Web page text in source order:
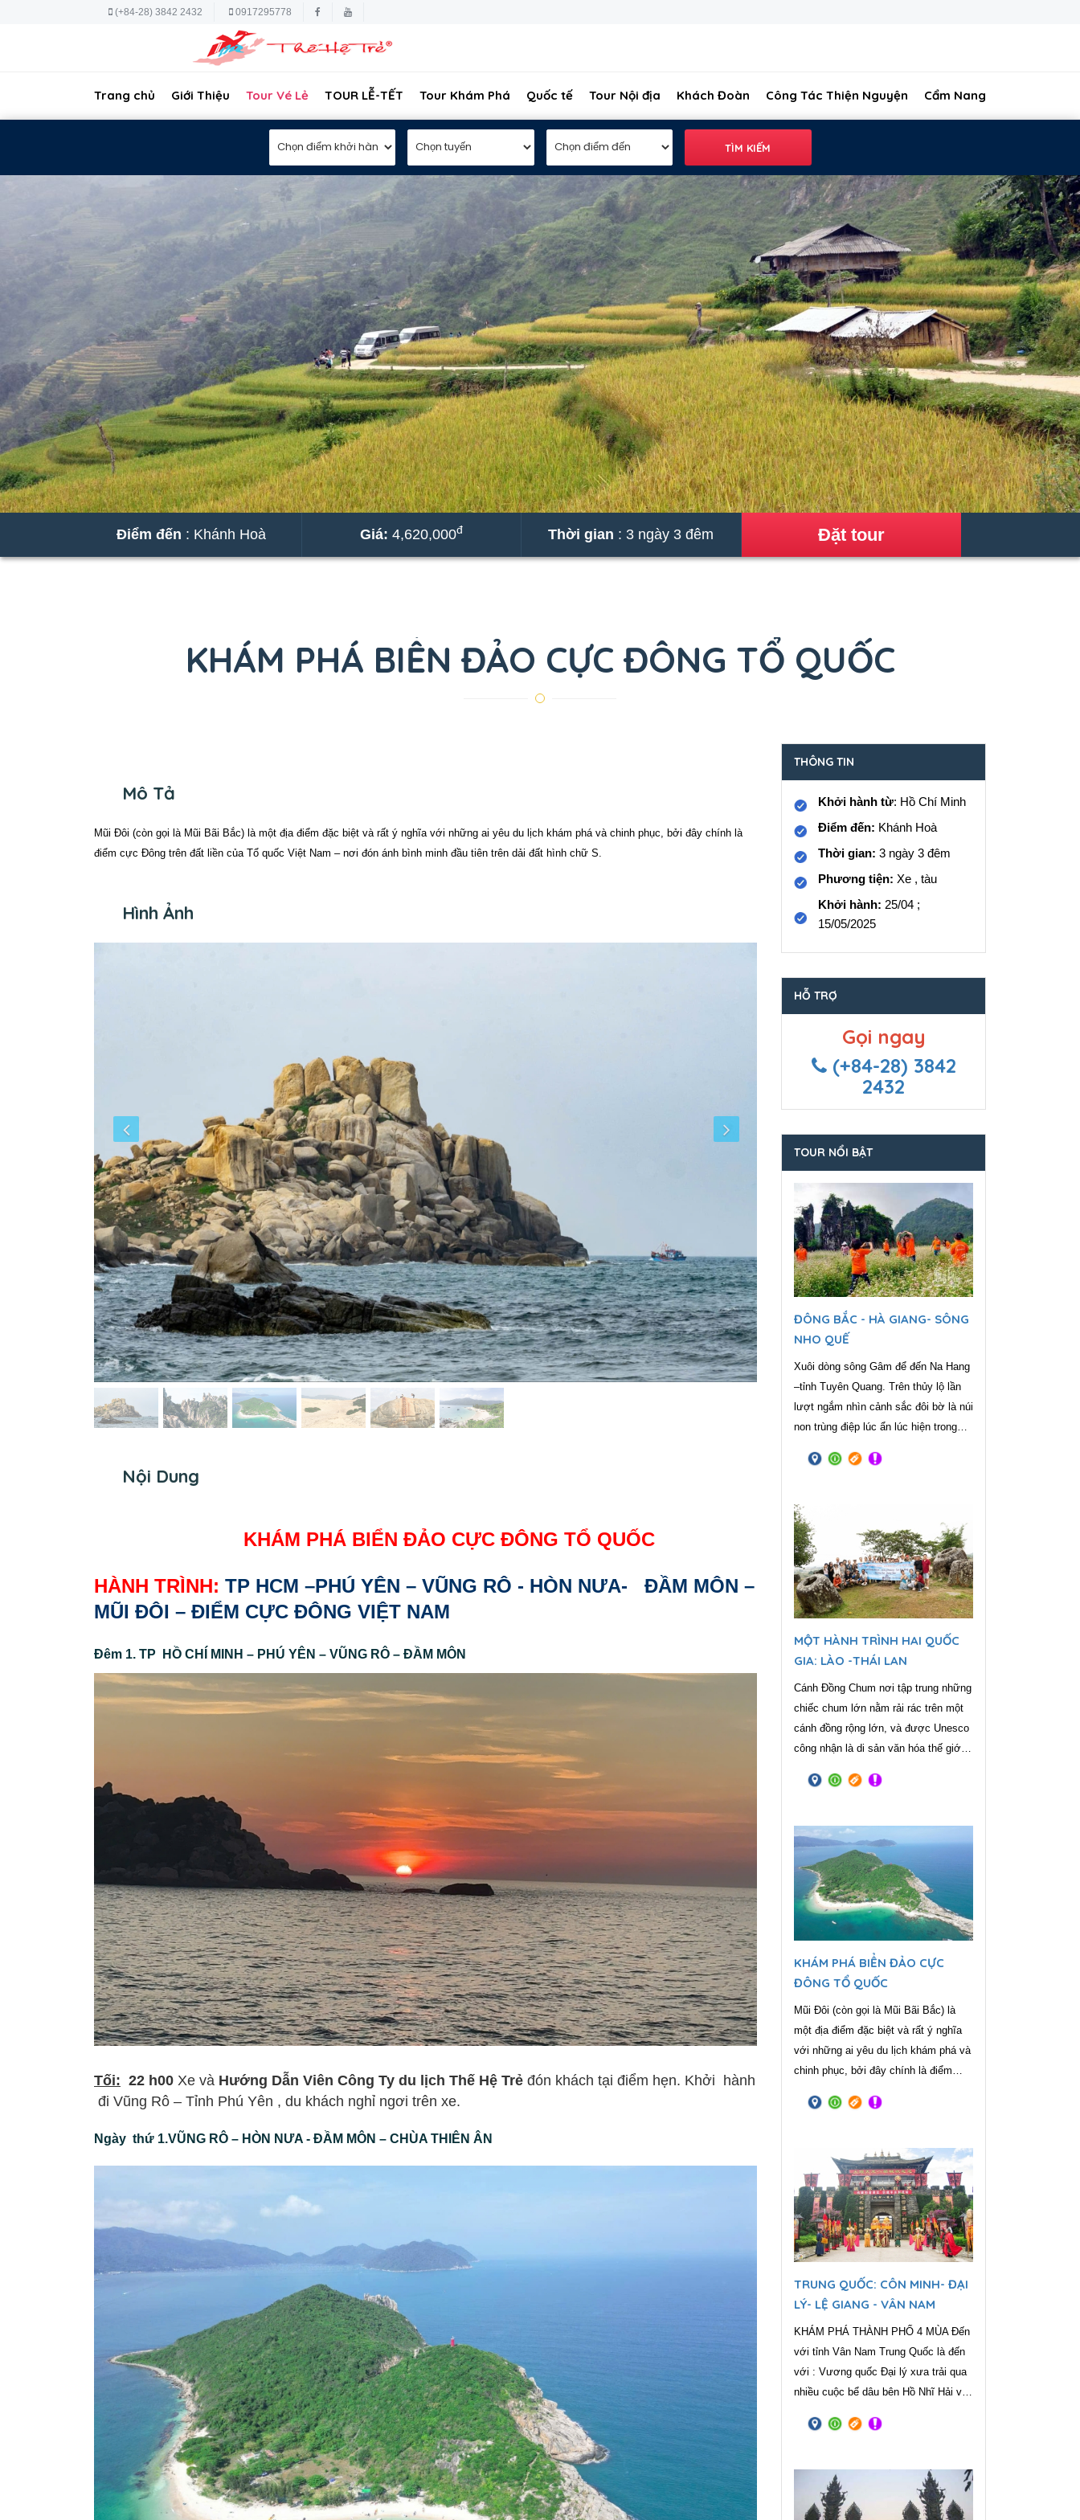
(+84-28) 3842 2432 0917295778
Trang chủ Giới Thiệu Tour Vé Lẻ TOUR LỄ-TẾT Tour Khám Phá Quốc tế Tour Nội địa Khách Đoàn Công Tác Thiện Nguyện Cẩm Nang
Điểm đến : Khánh Hoà Giá: 4,620,000đ Thời gian : 3 ngày 3 đêm Đặt tour
KHÁM PHÁ BIỂN ĐẢO CỰC ĐÔNG TỔ QUỐC
Mô Tả
Mũi Đôi (còn gọi là Mũi Bãi Bắc) là một địa điểm đặc biệt và rất ý nghĩa với những ai yêu du lịch khám phá và chinh phục, bởi đây chính là
điểm cực Đông trên đất liền của Tổ quốc Việt Nam – nơi đón ánh bình minh đầu tiên trên dải đất hình chữ S.
Hình Ảnh
Nội Dung
KHÁM PHÁ BIỂN ĐẢO CỰC ĐÔNG TỔ QUỐC
HÀNH TRÌNH: TP HCM –PHÚ YÊN – VŨNG RÔ - HÒN NƯA- ĐẦM MÔN –
MŨI ĐÔI – ĐIỂM CỰC ĐÔNG VIỆT NAM
Đêm 1. TP HỒ CHÍ MINH – PHÚ YÊN – VŨNG RÔ – ĐẦM MÔN
Tối: 22 h00 Xe và Hướng Dẫn Viên Công Ty du lịch Thế Hệ Trẻ đón khách tại điểm hẹn. Khởi hành
đi Vũng Rô – Tỉnh Phú Yên , du khách nghỉ ngơi trên xe.
Ngày thứ 1.VŨNG RÔ – HÒN NƯA - ĐẦM MÔN – CHÙA THIÊN ÂN
THÔNG TIN
Khởi hành từ: Hồ Chí Minh
Điểm đến: Khánh Hoà
Thời gian: 3 ngày 3 đêm
Phương tiện: Xe , tàu
Khởi hành: 25/04 ;
15/05/2025
HỖ TRỢ
Gọi ngay
(+84-28) 3842
2432
TOUR NỔI BẬT
ĐÔNG BẮC - HÀ GIANG- SÔNG
NHO QUẾ
Xuôi dòng sông Gâm để đến Na Hang
–tỉnh Tuyên Quang. Trên thủy lộ lần
lượt ngắm nhìn cảnh sắc đôi bờ là núi
non trùng điệp lúc ẩn lúc hiện trong
đẹp tựa truyện cổ tích Na Hang nơi
trời, sông nước ... là thắng cảnh hiếm
nơi nào có.
MỘT HÀNH TRÌNH HAI QUỐC
GIA: LÀO -THÁI LAN
Cánh Đồng Chum nơi tập trung những
chiếc chum lớn nằm rải rác trên một
cánh đồng rộng lớn, và được Unesco
công nhận là di sản văn hóa thế giới
VÀNG” – là một vùng đất khét tiếng
vẫn là địa danh rất được xem là mảnh
đất đầy bí ẩn. Tam giác Vàng trên
thực tế có diện tích bằng một nửa so
với miền Bắc Việt Nam, trải dài từ
tỉnh Mong Hpayak của Myanmar, sang
Chiang Rai của Thái Lan và
KHÁM PHÁ BIỂN ĐẢO CỰC
ĐÔNG TỔ QUỐC
Mũi Đôi (còn gọi là Mũi Bãi Bắc) là
một địa điểm đặc biệt và rất ý nghĩa
với những ai yêu du lịch khám phá và
chinh phục, bởi đây chính là điểm
Việt Nam – nơi đón ánh bình minh
TRUNG QUỐC: CÔN MINH- ĐẠI
LÝ- LỆ GIANG - VÂN NAM
KHÁM PHÁ THÀNH PHỐ 4 MÙA Đến
với tỉnh Vân Nam Trung Quốc là đến
với : Vương quốc Đại lý xưa trải qua
nhiều cuộc bể dâu bên Hồ Nhĩ Hải và
tồn tại ngôi thành cổ và Chùa Sùng
1100 tuổi. Ngoài ra phim trường Thiên
Long Bát Bộ thu hút khách gần xa.
Bên cạnh đó là Cổ trấn Lệ Giang một